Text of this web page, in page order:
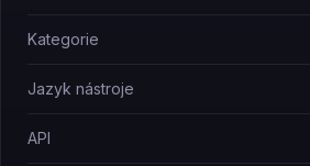
Kategorie
Jazyk nástroje
API